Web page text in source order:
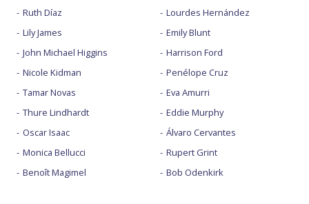
Ruth Díaz
Lily James
John Michael Higgins
Nicole Kidman
Tamar Novas
Thure Lindhardt
Oscar Isaac
Monica Bellucci
Benoît Magimel
Lourdes Hernández
Emily Blunt
Harrison Ford
Penélope Cruz
Eva Amurri
Eddie Murphy
Álvaro Cervantes
Rupert Grint
Bob Odenkirk